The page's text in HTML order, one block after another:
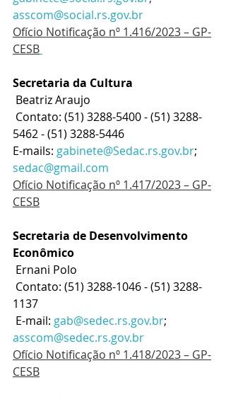
asscom@social.rs.gov.br
Ofício Notificação nº 1.416/2023 – GP-
CESB
Secretaria da Cultura
Beatriz Araujo
5462 - (51) 3288-5446
E-mails: gabinete@Sedac.rs.gov.br;
sedac@gmail.com
Ofício Notificação nº 1.417/2023 – GP-
CESB
Secretaria de Desenvolvimento
Econômico
Ernani Polo
1137
E-mail: gab@sedec.rs.gov.br;
asscom@sedec.rs.gov.br
Ofício Notificação nº 1.418/2023 – GP-
CESB